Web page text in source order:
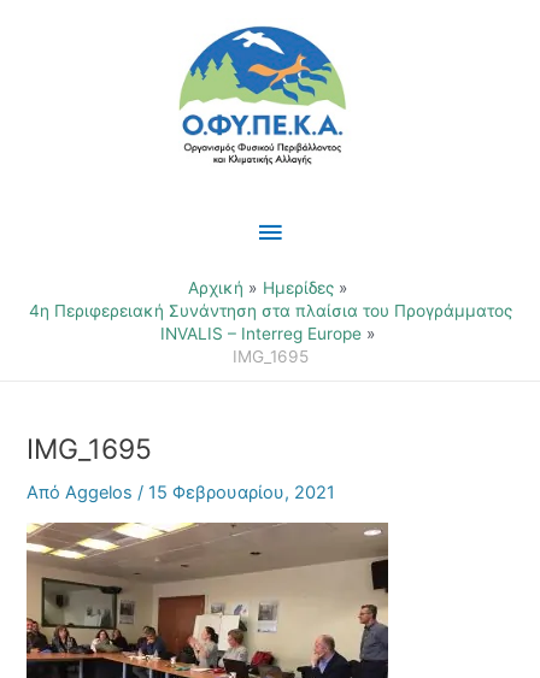
Κύριο
Μενού
Αρχική
Ημερίδες
4η Περιφερειακή Συνάντηση στα πλαίσια του Προγράμματος
INVALIS – Interreg Europe
IMG_1695
IMG_1695
ΑπόAggelos/15 Φεβρουαρίου, 2021